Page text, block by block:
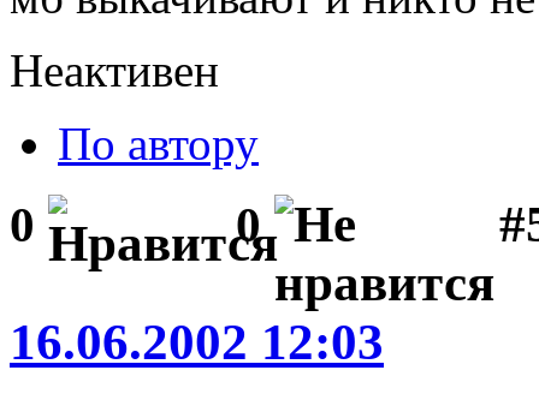
Неактивен
По автору
0 0
16.06.2002 12:03